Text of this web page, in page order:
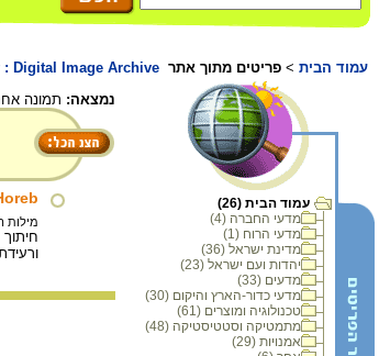
עמוד הבית > פריטים מתוך אתר Digital Image Archive
עמוד הבית (26)
מדעי החברה (4)
מדעי הרוח (1)
מדינת ישראל (36)
יהדות ועם ישראל (23)
מדעים (33)
מדעי כדור-הארץ והיקום (30)
טכנולוגיה ומוצרים (61)
מתמטיקה וסטטיסטיקה (48)
אמנויות (29)
נמצאה: תמונה
מילות